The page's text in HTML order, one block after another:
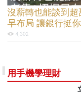
沒薪轉也能談到
早布局 讓銀行挺你
4,302
用手機學理財